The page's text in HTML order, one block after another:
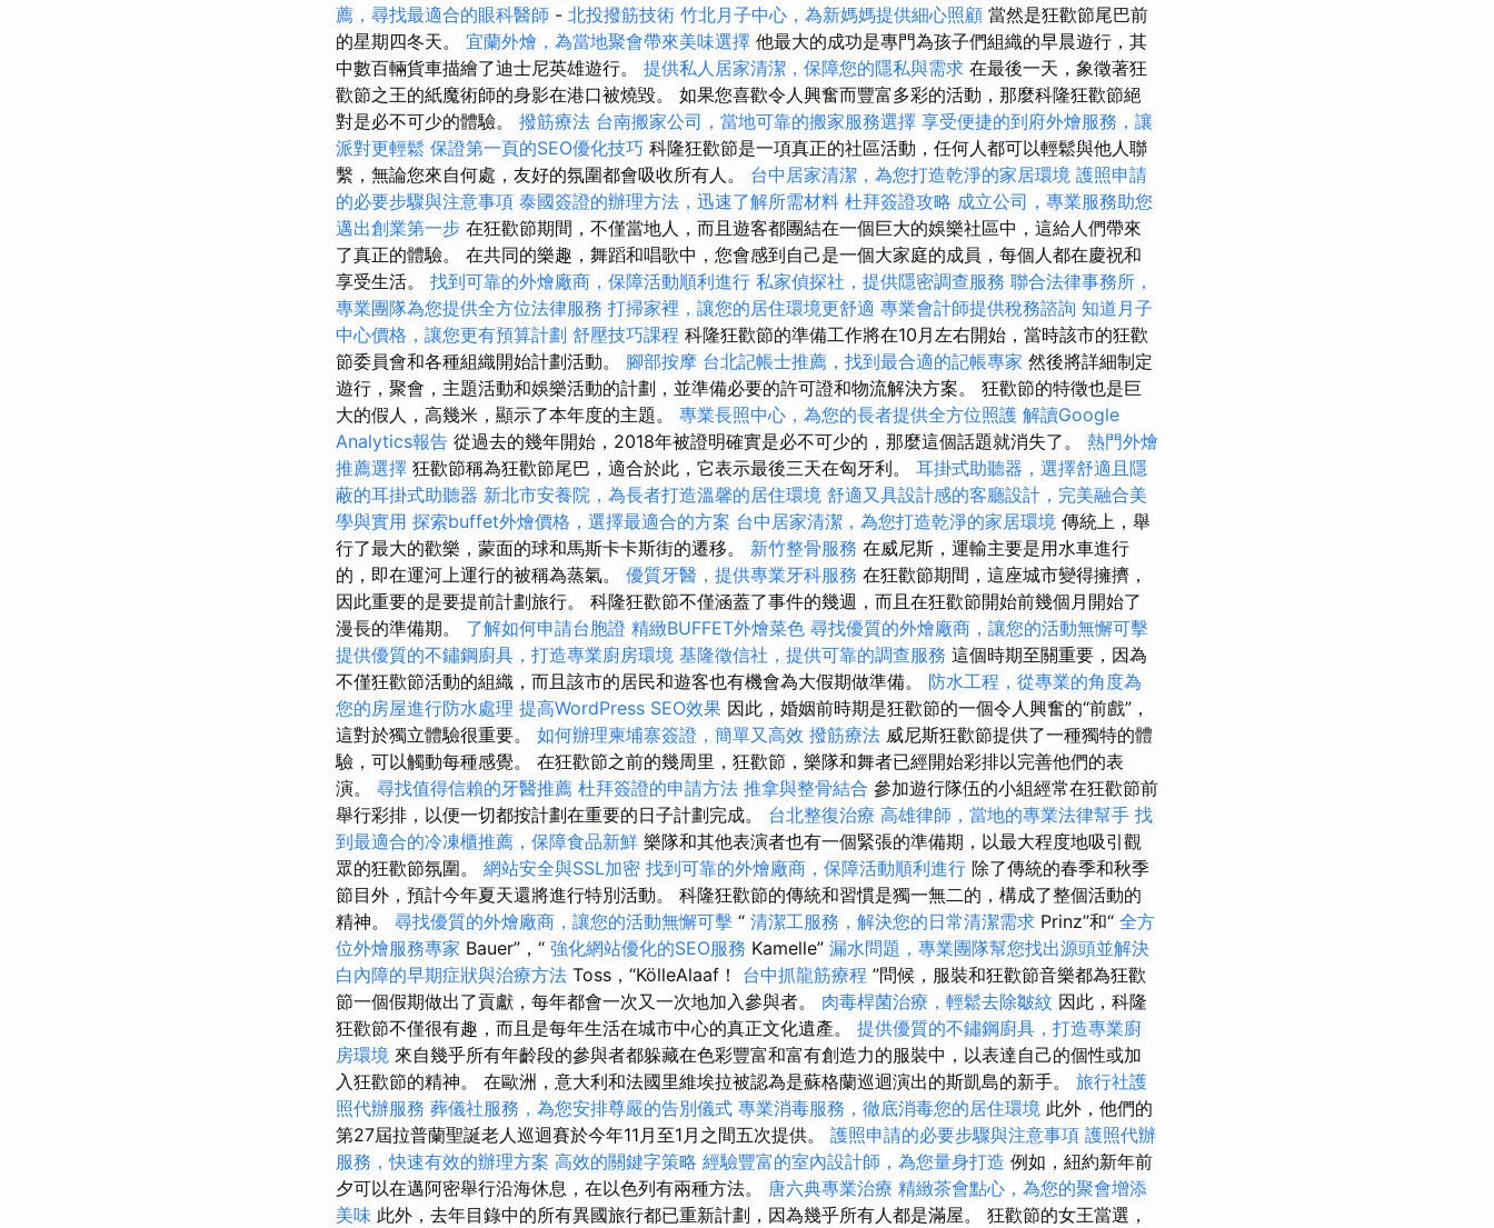
薦，尋找最適合的眼科醫師 - 北投撥筋技術 竹北月子中心，為新媽媽提供細心照顧 當然是狂歡節尾巴前
的星期四冬天。 宜蘭外燴，為當地聚會帶來美味選擇 他最大的成功是專門為孩子們組織的早晨遊行，其
中數百輛貨車描繪了迪士尼英雄遊行。 提供私人居家清潔，保障您的隱私與需求 在最後一天，象徵著狂
歡節之王的紙魔術師的身影在港口被燒毀。 如果您喜歡令人興奮而豐富多彩的活動，那麼科隆狂歡節絕
對是必不可少的體驗。 撥筋療法 台南搬家公司，當地可靠的搬家服務選擇 享受便捷的到府外燴服務，讓
派對更輕鬆 保證第一頁的SEO優化技巧 科隆狂歡節是一項真正的社區活動，任何人都可以輕鬆與他人聯
繫，無論您來自何處，友好的氛圍都會吸收所有人。 台中居家清潔，為您打造乾淨的家居環境 護照申請
的必要步驟與注意事項 泰國簽證的辦理方法，迅速了解所需材料 杜拜簽證攻略 成立公司，專業服務助您
邁出創業第一步 在狂歡節期間，不僅當地人，而且遊客都團結在一個巨大的娛樂社區中，這給人們帶來
了真正的體驗。 在共同的樂趣，舞蹈和唱歌中，您會感到自己是一個大家庭的成員，每個人都在慶祝和
享受生活。 找到可靠的外燴廠商，保障活動順利進行 私家偵探社，提供隱密調查服務 聯合法律事務所，
專業團隊為您提供全方位法律服務 打掃家裡，讓您的居住環境更舒適 專業會計師提供稅務諮詢 知道月子
中心價格，讓您更有預算計劃 舒壓技巧課程 科隆狂歡節的準備工作將在10月左右開始，當時該市的狂歡
節委員會和各種組織開始計劃活動。 腳部按摩 台北記帳士推薦，找到最合適的記帳專家 然後將詳細制定
遊行，聚會，主題活動和娛樂活動的計劃，並準備必要的許可證和物流解決方案。 狂歡節的特徵也是巨
大的假人，高幾米，顯示了本年度的主題。 專業長照中心，為您的長者提供全方位照護 解讀Google
Analytics報告 從過去的幾年開始，2018年被證明確實是必不可少的，那麼這個話題就消失了。 熱門外燴
推薦選擇 狂歡節稱為狂歡節尾巴，適合於此，它表示最後三天在匈牙利。 耳掛式助聽器，選擇舒適且隱
蔽的耳掛式助聽器 新北市安養院，為長者打造溫馨的居住環境 舒適又具設計感的客廳設計，完美融合美
學與實用 探索buffet外燴價格，選擇最適合的方案 台中居家清潔，為您打造乾淨的家居環境 傳統上，舉
行了最大的歡樂，蒙面的球和馬斯卡卡斯街的遷移。 新竹整骨服務 在威尼斯，運輸主要是用水車進行
的，即在運河上運行的被稱為蒸氣。 優質牙醫，提供專業牙科服務 在狂歡節期間，這座城市變得擁擠，
因此重要的是要提前計劃旅行。 科隆狂歡節不僅涵蓋了事件的幾週，而且在狂歡節開始前幾個月開始了
漫長的準備期。 了解如何申請台胞證 精緻BUFFET外燴菜色 尋找優質的外燴廠商，讓您的活動無懈可擊
提供優質的不鏽鋼廚具，打造專業廚房環境 基隆徵信社，提供可靠的調查服務 這個時期至關重要，因為
不僅狂歡節活動的組織，而且該市的居民和遊客也有機會為大假期做準備。 防水工程，從專業的角度為
您的房屋進行防水處理 提高WordPress SEO效果 因此，婚姻前時期是狂歡節的一個令人興奮的“前戲”，
這對於獨立體驗很重要。 如何辦理柬埔寨簽證，簡單又高效 撥筋療法 威尼斯狂歡節提供了一種獨特的體
驗，可以觸動每種感覺。 在狂歡節之前的幾周里，狂歡節，樂隊和舞者已經開始彩排以完善他們的表
演。 尋找值得信賴的牙醫推薦 杜拜簽證的申請方法 推拿與整骨結合 參加遊行隊伍的小組經常在狂歡節前
舉行彩排，以便一切都按計劃在重要的日子計劃完成。 台北整復治療 高雄律師，當地的專業法律幫手 找
到最適合的冷凍櫃推薦，保障食品新鮮 樂隊和其他表演者也有一個緊張的準備期，以最大程度地吸引觀
眾的狂歡節氛圍。 網站安全與SSL加密 找到可靠的外燴廠商，保障活動順利進行 除了傳統的春季和秋季
節目外，預計今年夏天還將進行特別活動。 科隆狂歡節的傳統和習慣是獨一無二的，構成了整個活動的
精神。 尋找優質的外燴廠商，讓您的活動無懈可擊 “ 清潔工服務，解決您的日常清潔需求 Prinz”和“ 全方
位外燴服務專家 Bauer”，“ 強化網站優化的SEO服務 Kamelle” 漏水問題，專業團隊幫您找出源頭並解決
白內障的早期症狀與治療方法 Toss，“KölleAlaaf！ 台中抓龍筋療程 ”問候，服裝和狂歡節音樂都為狂歡
節一個假期做出了貢獻，每年都會一次又一次地加入參與者。 肉毒桿菌治療，輕鬆去除皺紋 因此，科隆
狂歡節不僅很有趣，而且是每年生活在城市中心的真正文化遺產。 提供優質的不鏽鋼廚具，打造專業廚
房環境 來自幾乎所有年齡段的參與者都躲藏在色彩豐富和富有創造力的服裝中，以表達自己的個性或加
入狂歡節的精神。 在歐洲，意大利和法國里維埃拉被認為是蘇格蘭巡迴演出的斯凱島的新手。 旅行社護
照代辦服務 葬儀社服務，為您安排尊嚴的告別儀式 專業消毒服務，徹底消毒您的居住環境 此外，他們的
第27屆拉普蘭聖誕老人巡迴賽於今年11月至1月之間五次提供。 護照申請的必要步驟與注意事項 護照代辦
服務，快速有效的辦理方案 高效的關鍵字策略 經驗豐富的室內設計師，為您量身打造 例如，紐約新年前
夕可以在邁阿密舉行沿海休息，在以色列有兩種方法。 唐六典專業治療 精緻茶會點心，為您的聚會增添
美味 此外，去年目錄中的所有異國旅行都已重新計劃，因為幾乎所有人都是滿屋。 狂歡節的女王當選，